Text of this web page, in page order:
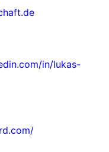
in/lukas-